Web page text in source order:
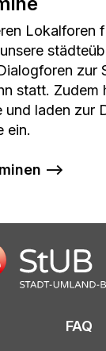
Lokalforen
zur
statt. Zudem
und laden zur
ein.
FAQ